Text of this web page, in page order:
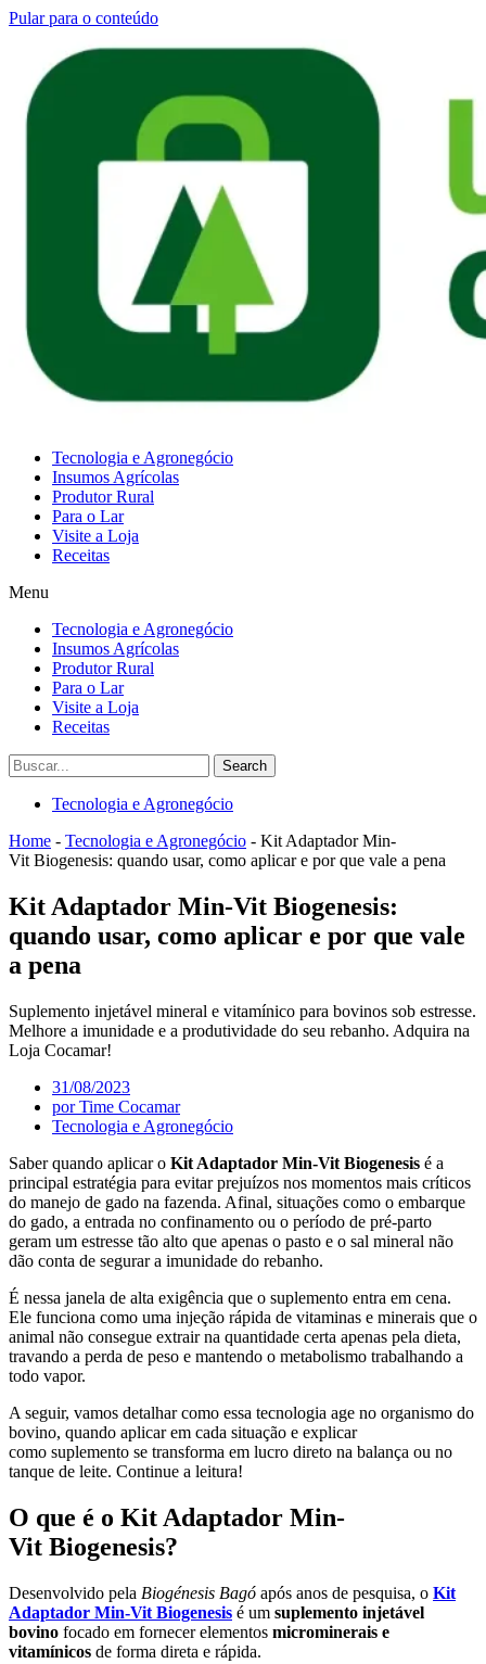
Pular para o conteúdo
Tecnologia e Agronegócio
Insumos Agrícolas
Produtor Rural
Para o Lar
Visite a Loja
Receitas
Menu
Tecnologia e Agronegócio
Insumos Agrícolas
Produtor Rural
Para o Lar
Visite a Loja
Receitas
Search
Tecnologia e Agronegócio
Home - Tecnologia e Agronegócio - Kit Adaptador Min-
Vit Biogenesis: quando usar, como aplicar e por que vale a pena
Kit Adaptador Min-Vit Biogenesis:
quando usar, como aplicar e por que vale
a pena
Suplemento injetável mineral e vitamínico para bovinos sob estresse.
Melhore a imunidade e a produtividade do seu rebanho. Adquira na
Loja Cocamar!
31/08/2023
porTime Cocamar
Tecnologia e Agronegócio
Saber quando aplicar o Kit Adaptador Min-Vit Biogenesis é a
principal estratégia para evitar prejuízos nos momentos mais críticos
do manejo de gado na fazenda. Afinal, situações como o embarque
do gado, a entrada no confinamento ou o período de pré-parto
geram um estresse tão alto que apenas o pasto e o sal mineral não
dão conta de segurar a imunidade do rebanho.
É nessa janela de alta exigência que o suplemento entra em cena.
Ele funciona como uma injeção rápida de vitaminas e minerais que o
animal não consegue extrair na quantidade certa apenas pela dieta,
travando a perda de peso e mantendo o metabolismo trabalhando a
todo vapor.
A seguir, vamos detalhar como essa tecnologia age no organismo do
bovino, quando aplicar em cada situação e explicar
como suplemento se transforma em lucro direto na balança ou no
tanque de leite. Continue a leitura!
O que é o Kit Adaptador Min-
Vit Biogenesis?
Desenvolvido pela Biogénesis Bagó após anos de pesquisa, o Kit
Adaptador Min-Vit Biogenesis é um suplemento injetável
bovino focado em fornecer elementos microminerais e
vitamínicos de forma direta e rápida.